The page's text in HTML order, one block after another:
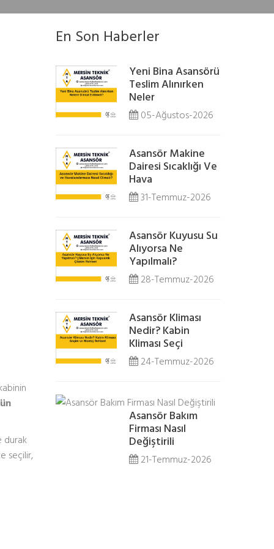
durak
seçilir,
En Son Haberler
Yeni Bina Asansörü
Teslim Alınırken
Neler
05-Ağustos-2026
Asansör Makine
Dairesi Sıcaklığı Ve
Hava
31-Temmuz-2026
Asansör Kuyusu Su
Alıyorsa Ne
Yapılmalı?
28-Temmuz-2026
Asansör Kliması
Nedir? Kabin
Kliması Seçi
24-Temmuz-2026
Asansör Bakım
Firması Nasıl
Değiştirili
21-Temmuz-2026